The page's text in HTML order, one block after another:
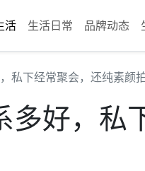
活 生活日常 品牌动态
私下经常聚会，还纯素颜拍
多好，私